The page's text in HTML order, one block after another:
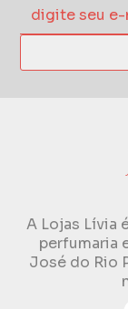
A Lojas Lívia
perfumaria
José do Rio